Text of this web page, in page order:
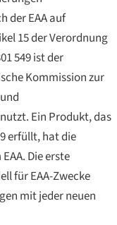
der EAA auf
15 der Verordnung
549 ist der
Kommission zur
Ein Produkt, das
erfüllt, hat die
Die erste
für EAA-Zwecke
mit jeder neuen